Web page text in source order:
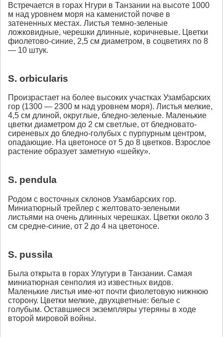
Встречается в горах Нгури в Танзании на высоте 1000
м над уровнем моря на каменистой почве в
затененных местах. Листья темно-зеленые
ложковидные, черешки длинные, коричневые. Цветки
фиолетово-синие, 2,5 см диаметром, в соцветиях по 8
— 10 штук.
S. orbicularis
Произрастает на более высоких участках Узамбарских
гор (1300 — 2300 м над уровнем моря). Листья мелкие,
4,5 см длиной, округлые, бледно-зеленые. Маленькие
цветки диаметром до 2 см светлые, от бледновато-
сиреневых до бледно-голубых с пурпурным центром,
опадающие. На цветоносе от 5 до 8 цветков. Взрослое
растение образует заметную «шейку».
S. pendula
Родом с восточных склонов Узамбарских гор.
Миниатюрный трейлер с желтовато-зелеными
листьями на очень длинных черешках. Цветки около 3
см средне-синие, от 2 до 4 на цветоносе.
S. pussila
Была открыта в горах Улугури в Танзании. Самая
миниатюрная сенполия из известных видов.
Маленькие листья име-ют почти фиолетовую нижнюю
сторону. Цветки мелкие, двухцветные: белые с
голубым. Оставшиеся экземпляры утеряны в ходе
второй мировой войны.